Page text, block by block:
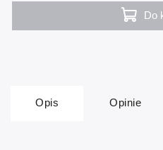
Do
Opis Opinie